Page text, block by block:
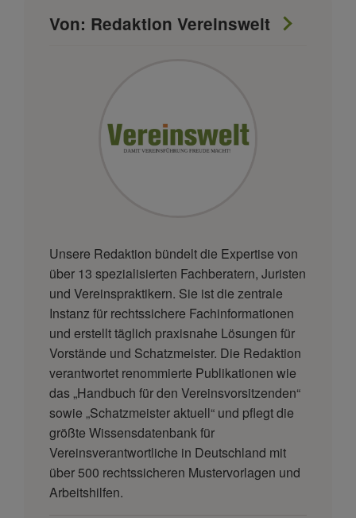
Von: Redaktion Vereinswelt
Unsere Redaktion bündelt die Expertise von
über 13 spezialisierten Fachberatern, Juristen
und Vereinspraktikern. Sie ist die zentrale
Instanz für rechtssichere Fachinformationen
und erstellt täglich praxisnahe Lösungen für
Vorstände und Schatzmeister. Die Redaktion
verantwortet renommierte Publikationen wie
das „Handbuch für den Vereinsvorsitzenden“
sowie „Schatzmeister aktuell“ und pflegt die
größte Wissensdatenbank für
Vereinsverantwortliche in Deutschland mit
über 500 rechtssicheren Mustervorlagen und
Arbeitshilfen.